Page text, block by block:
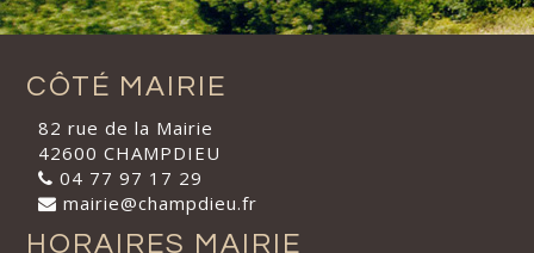
CÔTÉ MAIRIE
82 rue de la Mairie
42600 CHAMPDIEU
04 77 97 17 29
mairie@champdieu.fr
HORAIRES MAIRIE